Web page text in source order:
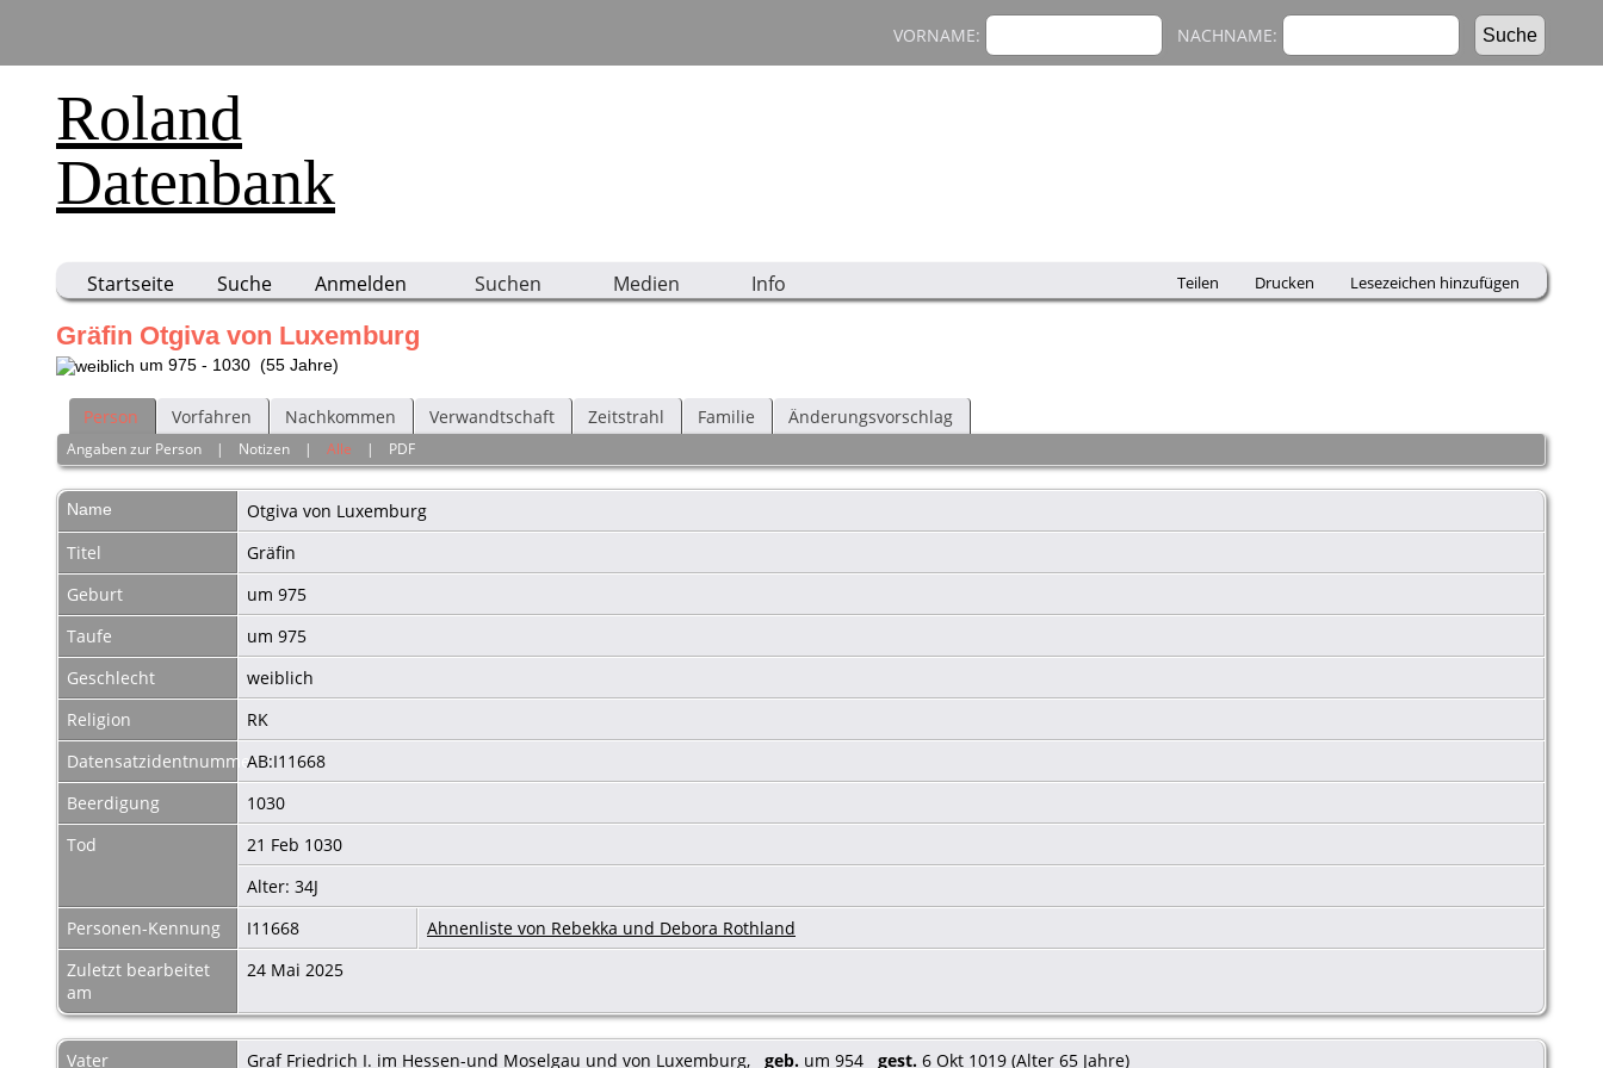
Roland
Datenbank
VORNAME: NACHNAME:
Startseite Suche Anmelden Suchen Medien Info Teilen Drucken Lesezeichen hinzufügen
Gräfin Otgiva von Luxemburg
um 975 - 1030 (55 Jahre)
Person Vorfahren Nachkommen Verwandtschaft Zeitstrahl Familie Änderungsvorschlag
Angaben zur Person | Notizen |Alle | PDF
Name Otgiva von Luxemburg
Titel
Gräfin
Geburt
um 975
Taufe
um 975
Geschlecht
weiblich
Religion
RK
DatensatzidentnummerAB:I11668
Beerdigung
1030
Tod
21 Feb 1030
Alter: 34J
Personen-Kennung
I11668
Ahnenliste von Rebekka und Debora Rothland
Zuletzt bearbeitet
am
24 Mai 2025
Vater Graf Friedrich I. im Hessen-und Moselgau und von Luxemburg, geb. um 954 gest. 6 Okt 1019 (Alter 65 Jahre)